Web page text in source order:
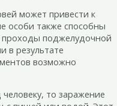
может привести к
особи также способны
поджелудочной
в результате
возможно
то заражение